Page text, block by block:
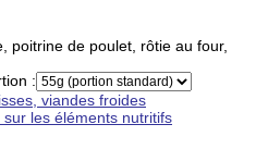
poitrine de poulet, rôtie au four,
:
viandes froides
les éléments nutritifs